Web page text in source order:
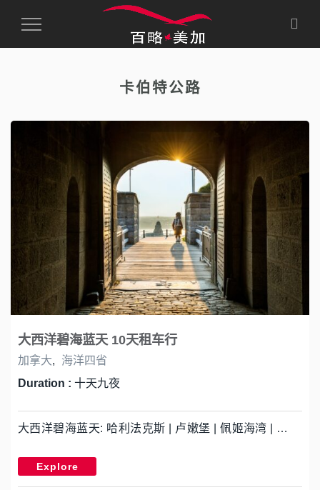
Toggle
卡伯特公路
大西洋碧海蓝天 10天租车行
加拿大,
海洋四省
Duration : 十天九夜
大西洋碧海蓝天: 哈利法克斯 | 卢嫩堡 | 佩姬海湾 | …
Explore